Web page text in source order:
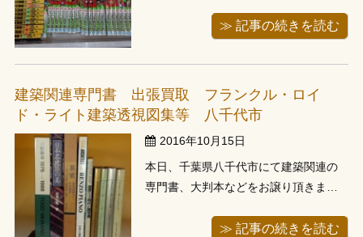
系の少年コミックを中心に1000冊位あ
ました。 今年からお１人暮らしをされ
ているとのことで、実家に置いてある
漫画の整理とのことでした。 カラ...
≫ 記事の続きを読む
建築関連専門書 出張買取 フランクル・ロイ
ド・ライト建築透視図集等 八千代市
2016年10月15日
本日、千葉県八千代市にて建築関連の
専門書、大判本などをお譲り頂きまし
です。この地域に行くには土日は渋滞
≫ 記事の続きを読む